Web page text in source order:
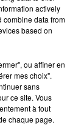
actively
combine data from
based on
ou affiner en
mes choix".
sans
ce site. Vous
à tout
chaque page.